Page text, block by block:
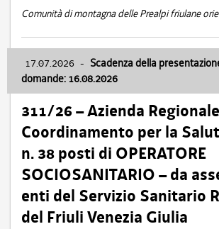
Comunità di montagna delle Prealpi friulane
17.07.2026 - Scadenza della
domande: 16.08.2026
311/26 – Azienda
Coordinamento per la
n. 38 posti di OPERATORE
SOCIOSANITARIO – da
enti del Servizio Sanitario
del Friuli Venezia Giulia